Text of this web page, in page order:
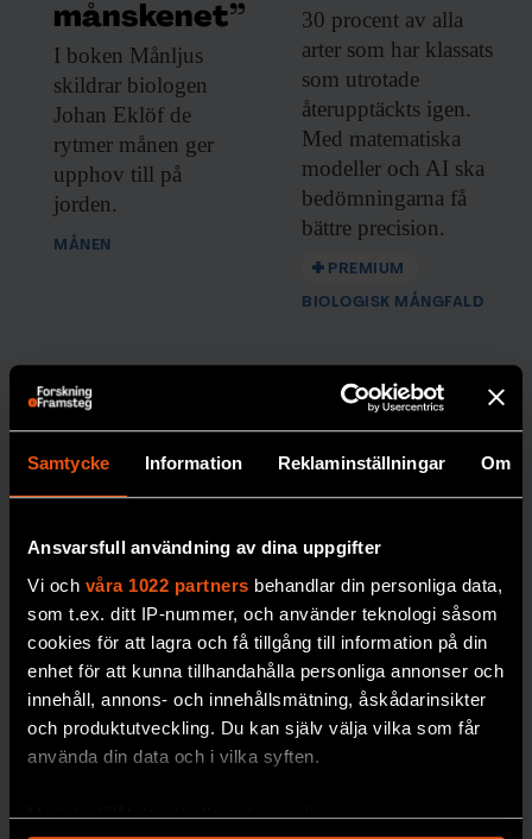
Samtycke Information Reklaminställningar Om
Ansvarsfull användning av dina uppgifter
Vi och våra 1022 partners behandlar din personliga data,
som t.ex. ditt IP-nummer, och använder teknologi såsom
cookies för att lagra och få tillgång till information på din
enhet för att kunna tillhandahålla personliga annonser och
innehåll, annons- och innehållsmätning, åskådarinsikter
och produktutveckling. Du kan själv välja vilka som får
använda din data och i vilka syften.
Med din tillåtelse skulle vi även vilja:
månskenet”
I boken Månljus
skildrar biologen
Johan Eklöf de
rytmer månen ger
upphov till på
jorden.
MÅNEN
30 procent av alla
arter som har klassats
som utrotade
återupptäckts igen.
Med matematiska
modeller och AI ska
bedömningarna få
bättre precision.
PREMIUM
BIOLOGISK MÅNGFALD
Nytt
frysrum på
Naturhistor
iska säkrar
forskning
om
miljögifter
Naturhistoriska